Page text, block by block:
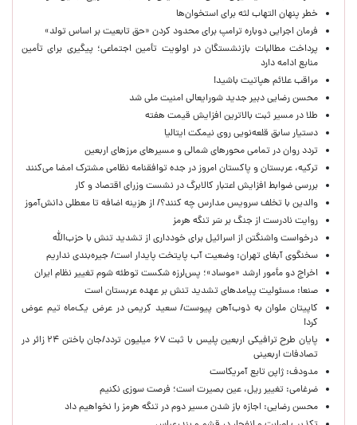
خطر پنهان التهاب لثه برای استخوان‌ها
فرمان اجرایی دوباره ترامپ برای محدود کردن «حق تابعیت بر اساس تولد»
پرداخت مطالبات بازنشستگان در اولویت تأمین اجتماعی؛ پیگیری برای تأمین
منابع ادامه دارد
مراقب علائم هپاتیت باشید!
محسن رضایی دبیر جدید شورایعالی امنیت ملی شد
طلا در مسیر ثبت بالاترین افزایش قیمت هفته
دستیار سابق قلعه‌نویی روی نیمکت ایتالیا
تردد روان در تمامی محورهای شمالی و مسیرهای مرزهای اربعین
ترکیه، عربستان و پاکستان امروز در جده توافقنامه نظامی مشترک امضا می‌کنند
بررسی ضوابط افزایش اعتبار کالابرگ در نشست وزرای اقتصاد و کار
والدین با تخلف سرویس مدارس چه کنند؟/ از هزینه اضافه تا معطلی دانش‌آموز
روایت نادرست از جنگ بر سَر تنگه هرمز
درخواست واشنگتن از اسرائیل برای خودداری از تشدید تنش با حزب‌الله
سخنگوی آبفای تهران: وضعیت آب پایتخت پایدار است/ جیره‌بندی نداریم
اخراج دو مأمور ارشد «موساد»؛ پس‌لرزه شکست توطئه شوم تغییر نظام ایران
صنعا: مسئولیت پیامدهای تشدید تنش بر عهده عربستان است
کاپیتان ملوان به ذوب‌آهن پیوست/ سعید کریمی در عرض یک‌ماه تیم عوض
کرد!
پایان طرح ترافیکی اربعین پلیس با ثبت ۶۷ میلیون تردد/جان باختن ۲۴ زائر در
تصادفات اربعینی
مدودف: ژاپن تابع آمریکاست
ضرغامی: تغییر ریل، عین بصیرت است؛ فرصت سوزی نکنیم
محسن رضایی: اجازه باز شدن مسیر دوم در تنگه هرمز را نخواهیم داد